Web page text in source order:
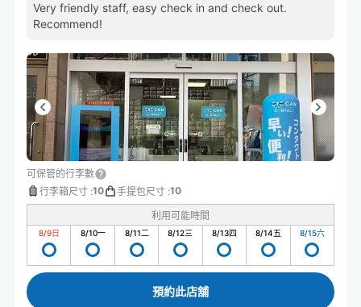
Very friendly staff, easy check in and check out.
Recommend!
可保管的行李數
行李箱尺寸 :10 手提包尺寸 :10
利用可能時間
8/9日 8/10一 8/11二 8/12三 8/13四 8/14五 8/15六
預約此店舖